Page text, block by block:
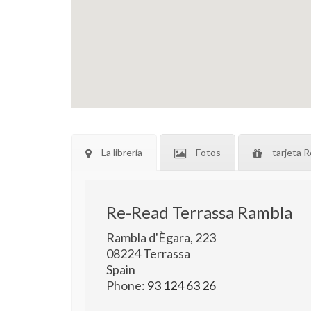
La librería Fotos tarjeta
Re-Read Terrassa Rambla
Rambla d'Ègara, 223
08224Terrassa
Spain
Phone: 93 124 63 26